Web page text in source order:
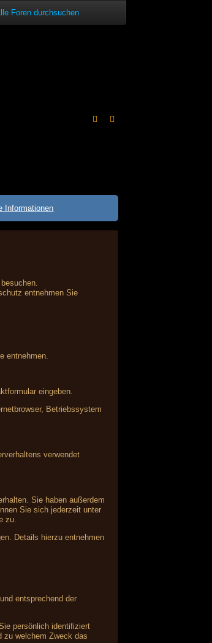
Informationen
entnehmen Sie
entnehmen.
eingeben.
Betriebssystem
verwendet
Sie haben außerdem
Sie sich jederzeit unter
zu.
Details hierzu entnehmen
entsprechend der
persönlich identifiziert
zu welchem Zweck das